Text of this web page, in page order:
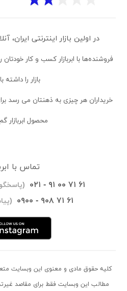
در اولین بازار اینترنتی
فروشنده‌ها با ابربازار کسب و کار
بازار را داشته
خریداران هر چیزی به ذهنتان می رسد
محصول ابربازار
تماس با
۰۲۱ - ۹۱ ۰۰ ۷۱ ۶۱
۰۹۰۰ - ۹۰۸ ۷۱ ۶۱
کلیه حقوق مادی و معنوی این وبسایت
مطالب این وبسایت فقط برای مقاصد